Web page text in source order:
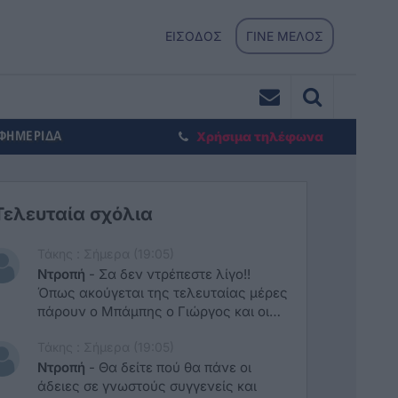
ΕΙΣΟΔΟΣ ΓΙΝΕ ΜΕΛΟΣ
Χρήσιμα τηλέφωνα
σχόλια
Ντροπή - Σα δεν ντρέπεστε λίγο!!
Όπως ακούγεται της τελευταίας μέρες
πάρουν ο Μπάμπης ο Γιώργος και οι
μας.. και φυσικά σε ονόματα συγγενών
μην δώσουμε στόχο ΧΑ ΧΑ χα
Ντροπή - Θα δείτε πού θα πάνε οι
άδειες σε γνωστούς συγγενείς και